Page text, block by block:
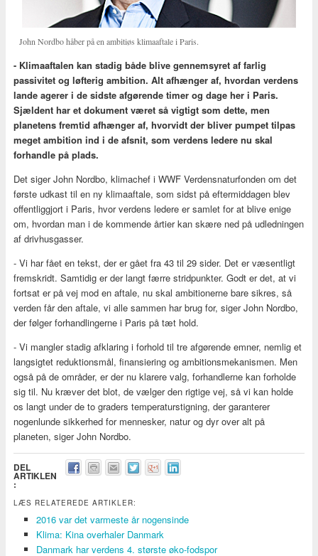
John Nordbo håber på en ambitiøs klimaaftale i Paris.
- Klimaaftalen kan stadig både blive gennemsyret af farlig
passivitet og løfterig ambition. Alt afhænger af, hvordan verdens
lande agerer i de sidste afgørende timer og dage her i Paris.
Sjældent har et dokument været så vigtigt som dette, men
planetens fremtid afhænger af, hvorvidt der bliver pumpet tilpas
meget ambition ind i de afsnit, som verdens ledere nu skal
forhandle på plads.
Det siger John Nordbo, klimachef i WWF Verdensnaturfonden om det
første udkast til en ny klimaaftale, som sidst på eftermiddagen blev
offentliggjort i Paris, hvor verdens ledere er samlet for at blive enige
om, hvordan man i de kommende årtier kan skære ned på udledningen
af drivhusgasser.
- Vi har fået en tekst, der er gået fra 43 til 29 sider. Det er væsentligt
fremskridt. Samtidig er der langt færre stridpunkter. Godt er det, at vi
fortsat er på vej mod en aftale, nu skal ambitionerne bare sikres, så
verden får den aftale, vi alle sammen har brug for, siger John Nordbo,
der følger forhandlingerne i Paris på tæt hold.
- Vi mangler stadig afklaring i forhold til tre afgørende emner, nemlig et
langsigtet reduktionsmål, finansiering og ambitionsmekanismen. Men
også på de områder, er der nu klarere valg, forhandlerne kan forholde
sig til. Nu kræver det blot, de vælger den rigtige vej, så vi kan holde
os langt under de to graders temperaturstigning, der garanterer
nogenlunde sikkerhed for mennesker, natur og dyr over alt på
planeten, siger John Nordbo.
DEL
ARTIKLEN
:
LÆS RELATEREDE ARTIKLER:
2016 var det varmeste år nogensinde
Klima: Kina overhaler Danmark
Danmark har verdens 4. største øko-fodspor